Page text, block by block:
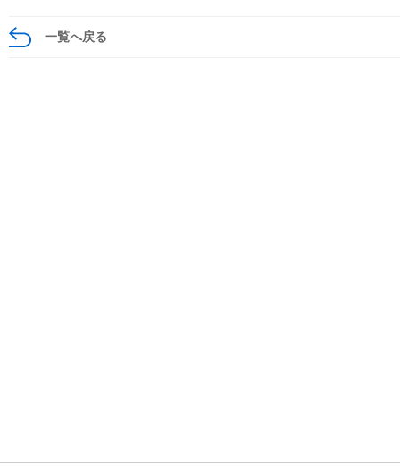
一覧へ戻る